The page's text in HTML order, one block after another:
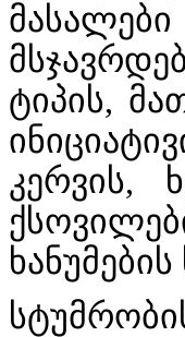
ტიპის,
კერვის,